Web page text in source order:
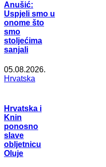
Anušić:
Uspjeli smo u
onome što
smo
stoljećima
sanjali
05.08.2026.
Hrvatska
Hrvatska i
Knin
ponosno
slave
obljetnicu
Oluje